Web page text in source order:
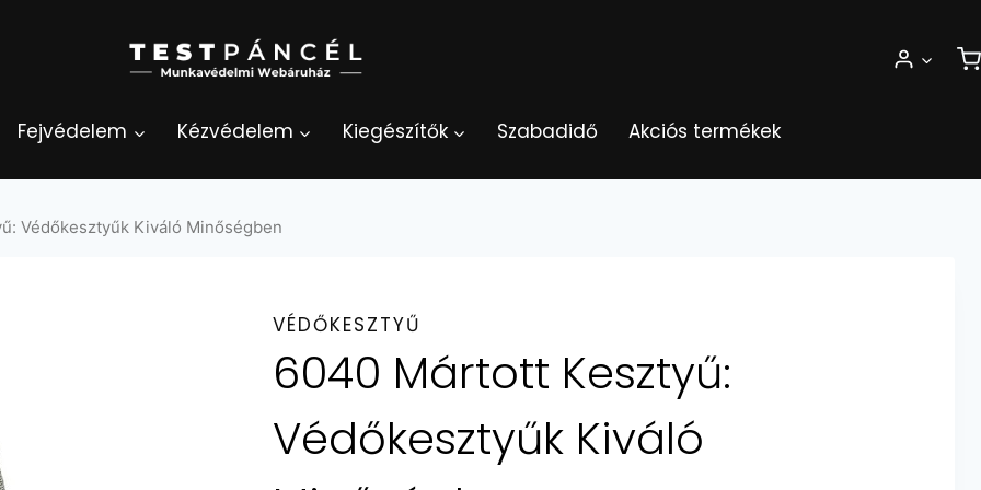
Fejvédelem Kézvédelem Kiegészítők Szabadidő Akciós termékek
Védőkesztyűk Kiváló Minőségben
VÉDŐKESZTYŰ
6040 Mártott Kesztyű:
Védőkesztyűk Kiváló